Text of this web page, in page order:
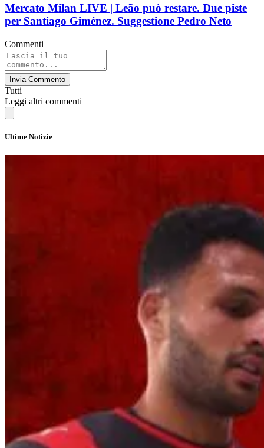
Mercato Milan LIVE | Leão può restare. Due piste
per Santiago Giménez. Suggestione Pedro Neto
Commenti
Invia Commento
Tutti
Leggi altri commenti
Ultime Notizie